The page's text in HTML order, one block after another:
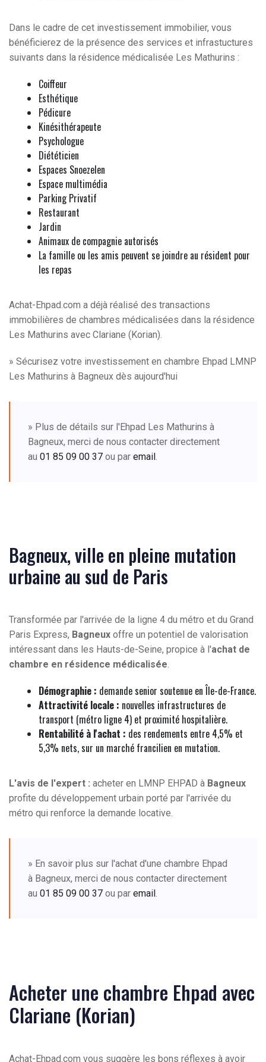
Dans le cadre de cet investissement immobilier, vous
bénéficierez de la présence des services et infrastuctures
suivants dans la résidence médicalisée Les Mathurins :
Coiffeur
Esthétique
Pédicure
Kinésithérapeute
Psychologue
Diététicien
Espaces Snoezelen
Espace multimédia
Parking Privatif
Restaurant
Jardin
Animaux de compagnie autorisés
La famille ou les amis peuvent se joindre au résident pour
les repas
Achat-Ehpad.com a déjà réalisé des transactions
immobilières de chambres médicalisées dans la résidence
Les Mathurins avec Clariane (Korian).
» Sécurisez votre investissement en chambre Ehpad LMNP
Les Mathurins à Bagneux dès aujourd'hui
» Plus de détails sur l'Ehpad Les Mathurins à
Bagneux, merci de nous contacter directement
au 01 85 09 00 37 ou par email.
Bagneux, ville en pleine mutation
urbaine au sud de Paris
Transformée par l'arrivée de la ligne 4 du métro et du Grand
Paris Express, Bagneux offre un potentiel de valorisation
intéressant dans les Hauts-de-Seine, propice à l'achat de
chambre en résidence médicalisée.
Démographie : demande senior soutenue en Île-de-France.
Attractivité locale : nouvelles infrastructures de
transport (métro ligne 4) et proximité hospitalière.
Rentabilité à l'achat : des rendements entre 4,5% et
5,3% nets, sur un marché francilien en mutation.
L'avis de l'expert : acheter en LMNP EHPAD à Bagneux
profite du développement urbain porté par l'arrivée du
métro qui renforce la demande locative.
» En savoir plus sur l'achat d'une chambre Ehpad
à Bagneux, merci de nous contacter directement
au 01 85 09 00 37 ou par email.
Acheter une chambre Ehpad avec
Clariane (Korian)
Achat-Ehpad.com vous suggère les bons réflexes à avoir